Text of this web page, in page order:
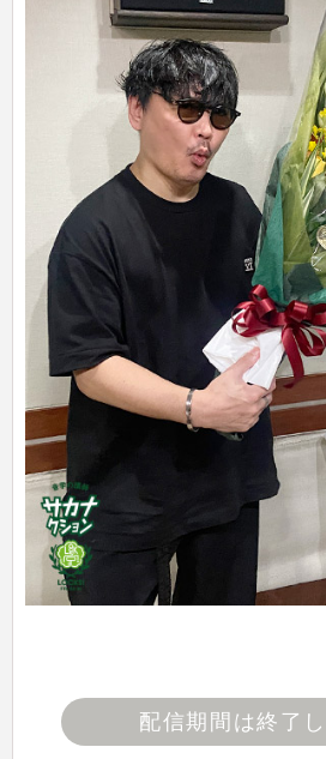
配信期間は終了